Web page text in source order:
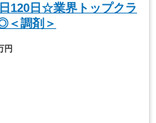
120日☆業界トップクラ
＜調剤＞
円